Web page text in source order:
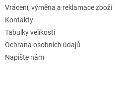
Vrácení, výměna a reklamace zboží
Kontakty
Tabulky velikostí
Ochrana osobních údajů
Napište nám